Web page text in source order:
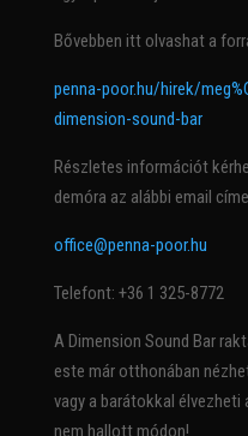
Bővebben itt olvashat a
penna-poor.hu/hirek/
dimension-sound-bar
Részletes információt
demóra az alábbi email
office@penna-poor.hu
Telefont: +36 1 325-8772
A Dimension Sound Bar
este már otthonában
vagy a barátokkal
nem hallott módon!